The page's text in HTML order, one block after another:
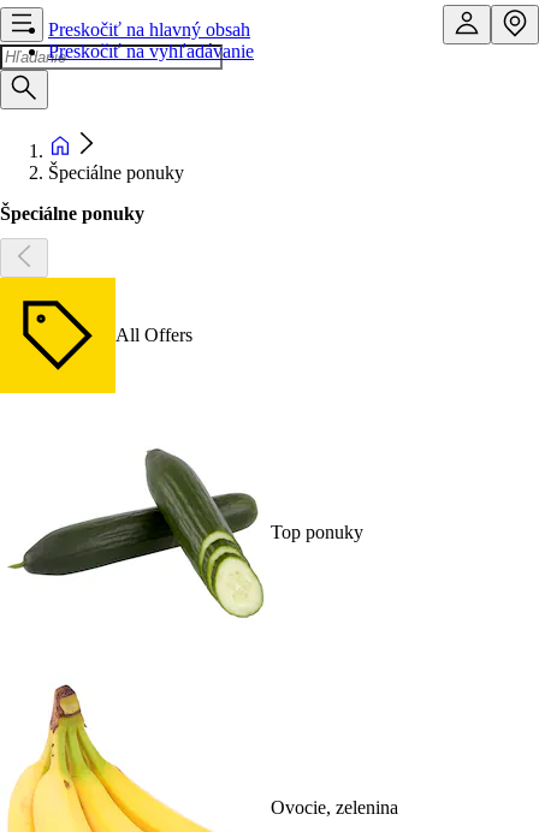
Preskočiť na hlavný obsah
Preskočiť na vyhľadávanie
Špeciálne ponuky
Špeciálne ponuky
All Offers
Top ponuky
Ovocie, zelenina